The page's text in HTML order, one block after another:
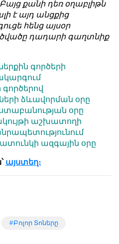
քանի դեռ օղաբլիթն
է այդ անցքից
հենց այսօր
դադարի գաղտնիք
գործերի
ձևավորման օրը
օրը
աշխատողի
ազգային օրը
՝ այստեղ։
Բոլոր Տոները